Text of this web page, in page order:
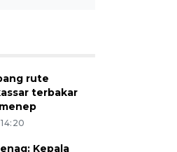
rute
terbakar
Kepala